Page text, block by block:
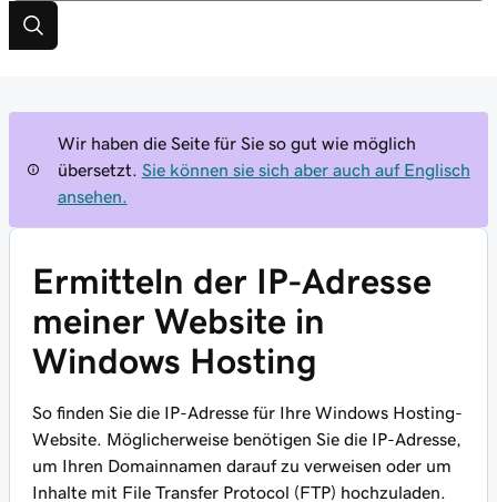
Wir haben die Seite für Sie so gut wie möglich
übersetzt.
Sie können sie sich aber auch auf Englisch
ansehen.
Ermitteln der IP-Adresse
meiner Website in
Windows Hosting
So finden Sie die IP-Adresse für Ihre Windows Hosting-
Website. Möglicherweise benötigen Sie die IP-Adresse,
um Ihren Domainnamen darauf zu verweisen oder um
Inhalte mit File Transfer Protocol (FTP) hochzuladen.